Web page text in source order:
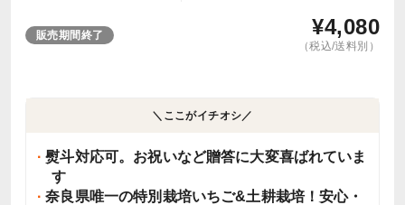
販売期間終了 ¥4,080
（税込/送料別）
＼ここがイチオシ／
熨斗対応可。お祝いなど贈答に大変喜ばれていま
す
奈良県唯一の特別栽培いちご&土耕栽培！安心・